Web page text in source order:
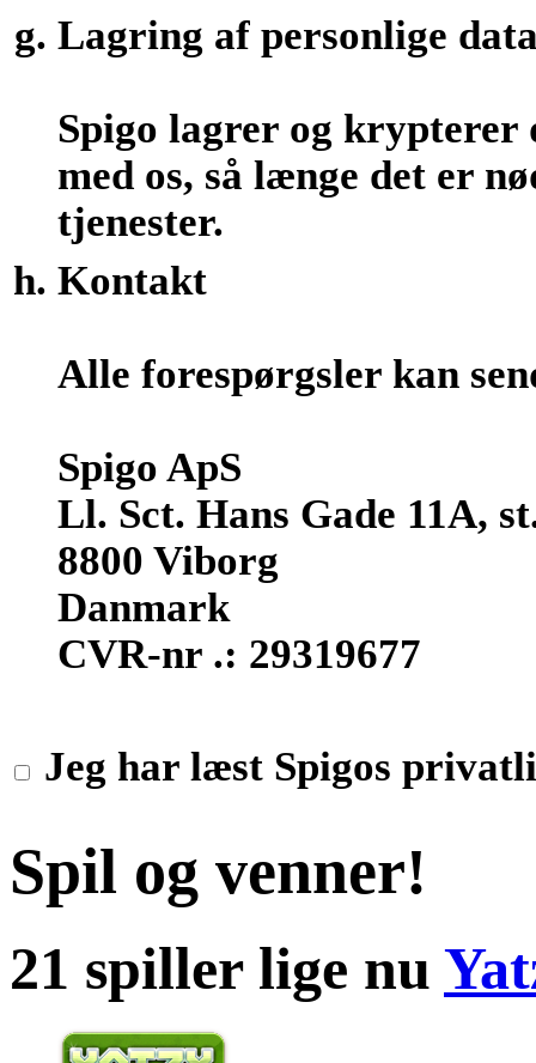
Lagring af personlige
Spigo lagrer og krypterer
med os, så længe det er
tjenester.
Kontakt
Alle forespørgsler kan
Spigo ApS
Ll. Sct. Hans Gade 11A,
8800 Viborg
Danmark
CVR-nr .: 29319677
Jeg har læst Spigos
Spil og venner!
21 spiller lige nu